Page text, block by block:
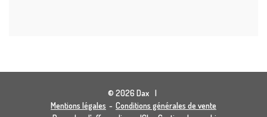
© 2026 Dax
Mentions légales
Conditions générales de vente